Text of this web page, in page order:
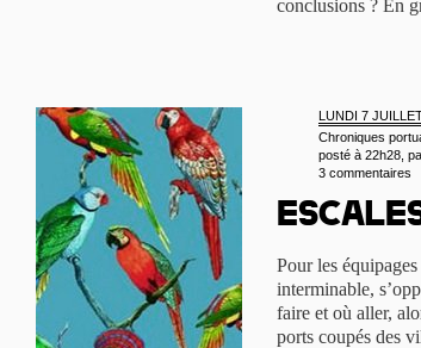
conclusions ? En
LUNDI 7
Chroniques
posté à 22h28,
3 commentaires
Pour les
interminable,
faire et où aller,
ports coupés des